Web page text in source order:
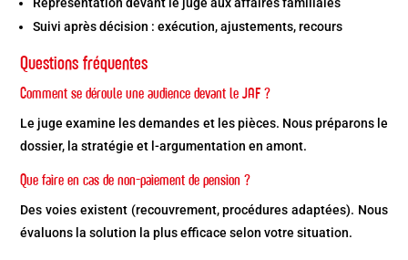
Suivi après décision : exécution, ajustements, recours
Questions fréquentes
Comment se déroule une audience devant le JAF ?
Le juge examine les demandes et les pièces. Nous préparons le
dossier, la stratégie et l-argumentation en amont.
Que faire en cas de non-paiement de pension ?
Des voies existent (recouvrement, procédures adaptées). Nous
évaluons la solution la plus efficace selon votre situation.